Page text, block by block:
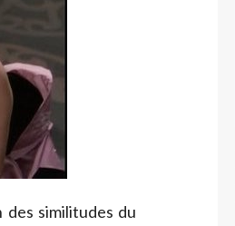
similitudes du